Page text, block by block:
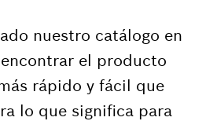
nuestro catálogo en
el producto
rápido y fácil que
lo que significa para